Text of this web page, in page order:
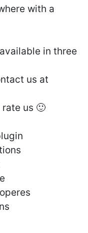
with a
in three
us at
us 🙂